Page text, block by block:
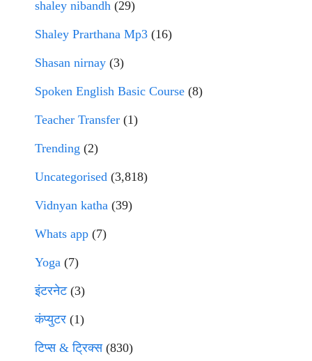
shaley nibandh (29)
Shaley Prarthana Mp3 (16)
Shasan nirnay (3)
Spoken English Basic Course (8)
Teacher Transfer (1)
Trending (2)
Uncategorised (3,818)
Vidnyan katha (39)
Whats app (7)
Yoga (7)
इंटरनेट(3)
कंप्युटर (1)
टिप्स & ट्रिक्स(830)